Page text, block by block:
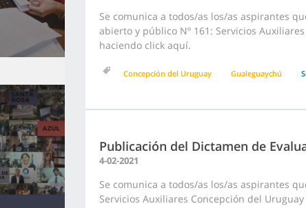
Se comunica a todos/as los/as aspirantes
abierto y público Nº 161: Servicios
haciendo click aquí.
Concepción del Uruguay Gualeguaychú
Publicación del Dictamen de
4-02-2021
Se comunica a todos/as los/as aspirantes
Servicios Auxiliares Concepción del